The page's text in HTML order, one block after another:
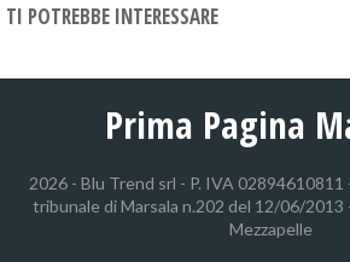
TI POTREBBE INTERESSARE
Prima Pagina
2026 - Blu Trend srl - P. IVA
tribunale di Marsala n.202 del 12/06/
Mezzapelle